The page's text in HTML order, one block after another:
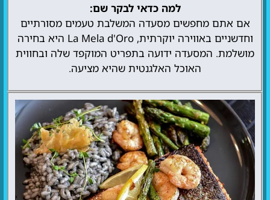
למה כדאי לבקר שם:
אם אתם מחפשים מסעדה המשלבת טעמים מסורתיים
וחדשניים באווירה יוקרתית, La Mela d'Oro היא בחירה
מושלמת. המסעדה ידועה בתפריט המוקפד שלה ובחווית
האוכל האלגנטית שהיא מציעה.